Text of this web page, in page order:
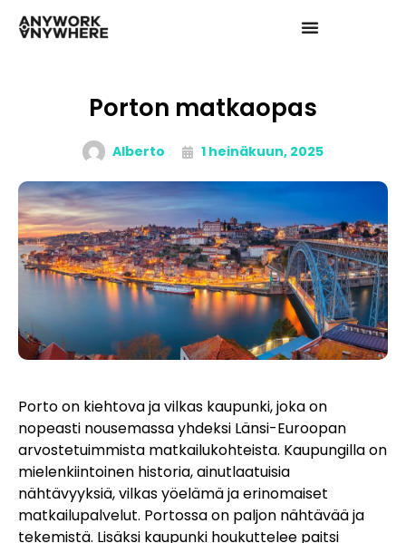
Porton matkaopas
Alberto 1 heinäkuun, 2025
Porto on kiehtova ja vilkas kaupunki, joka on
nopeasti nousemassa yhdeksi Länsi-Euroopan
arvostetuimmista matkailukohteista. Kaupungilla on
mielenkiintoinen historia, ainutlaatuisia
nähtävyyksiä, vilkas yöelämä ja erinomaiset
matkailupalvelut. Portossa on paljon nähtävää ja
tekemistä. Lisäksi kaupunki houkuttelee paitsi